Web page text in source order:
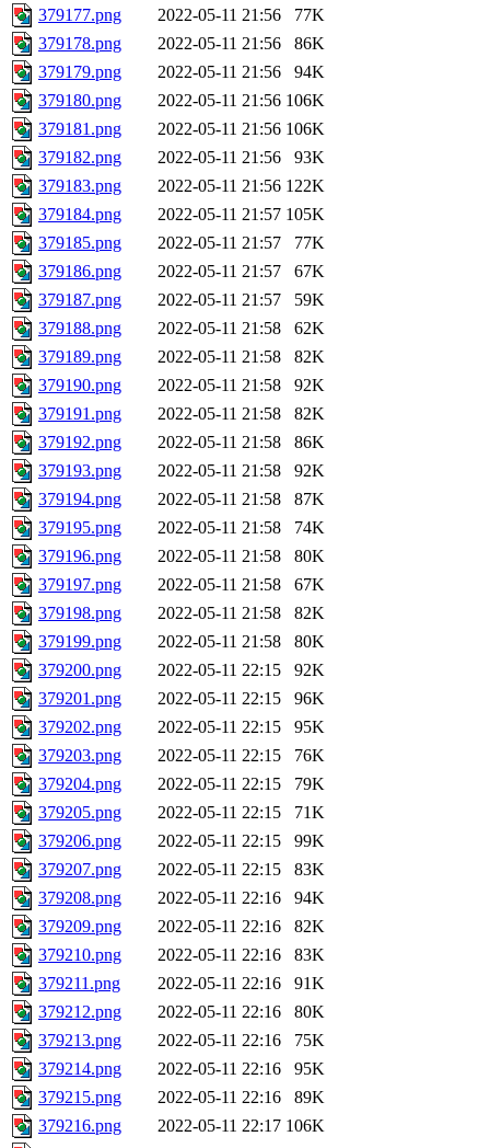
379177.png
2022-05-11 21:56
77K
379178.png
2022-05-11 21:56
86K
379179.png
2022-05-11 21:56
94K
379180.png
2022-05-11 21:56 106K
379181.png
2022-05-11 21:56 106K
379182.png
2022-05-11 21:56
93K
379183.png
2022-05-11 21:56 122K
379184.png
2022-05-11 21:57 105K
379185.png
2022-05-11 21:57
77K
379186.png
2022-05-11 21:57
67K
379187.png
2022-05-11 21:57
59K
379188.png
2022-05-11 21:58
62K
379189.png
2022-05-11 21:58
82K
379190.png
2022-05-11 21:58
92K
379191.png
2022-05-11 21:58
82K
379192.png
2022-05-11 21:58
86K
379193.png
2022-05-11 21:58
92K
379194.png
2022-05-11 21:58
87K
379195.png
2022-05-11 21:58
74K
379196.png
2022-05-11 21:58
80K
379197.png
2022-05-11 21:58
67K
379198.png
2022-05-11 21:58
82K
379199.png
2022-05-11 21:58
80K
379200.png
2022-05-11 22:15
92K
379201.png
2022-05-11 22:15
96K
379202.png
2022-05-11 22:15
95K
379203.png
2022-05-11 22:15
76K
379204.png
2022-05-11 22:15
79K
379205.png
2022-05-11 22:15
71K
379206.png
2022-05-11 22:15
99K
379207.png
2022-05-11 22:15
83K
379208.png
2022-05-11 22:16
94K
379209.png
2022-05-11 22:16
82K
379210.png
2022-05-11 22:16
83K
379211.png
2022-05-11 22:16
91K
379212.png
2022-05-11 22:16
80K
379213.png
2022-05-11 22:16
75K
379214.png
2022-05-11 22:16
95K
379215.png
2022-05-11 22:16
89K
379216.png
2022-05-11 22:17 106K